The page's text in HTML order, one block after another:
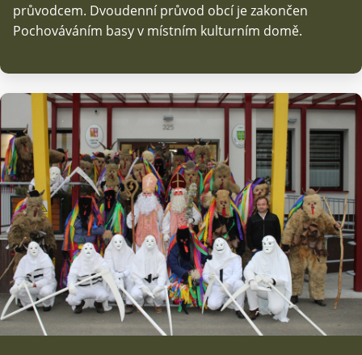
průvodcem. Dvoudenní průvod obcí je zakončen
Pochováváním basy v místním kulturním domě.